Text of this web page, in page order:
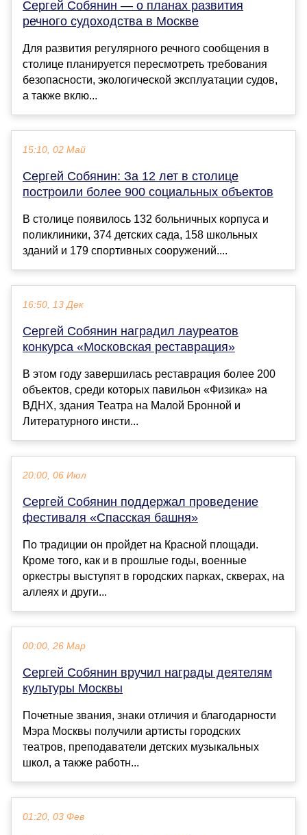
Сергей Собянин — о планах развития
речного судоходства в Москве
Для развития регулярного речного сообщения в
столице планируется пересмотреть требования
безопасности, экологической эксплуатации судов,
а также вклю...
15:10, 02 Май
Сергей Собянин: За 12 лет в столице
построили более 900 социальных объектов
В столице появилось 132 больничных корпуса и
поликлиники, 374 детских сада, 158 школьных
зданий и 179 спортивных сооружений....
16:50, 13 Дек
Сергей Собянин наградил лауреатов
конкурса «Московская реставрация»
В этом году завершилась реставрация более 200
объектов, среди которых павильон «Физика» на
ВДНХ, здания Театра на Малой Бронной и
Литературного инсти...
20:00, 06 Июл
Сергей Собянин поддержал проведение
фестиваля «Спасская башня»
По традиции он пройдет на Красной площади.
Кроме того, как и в прошлые годы, военные
оркестры выступят в городских парках, скверах, на
аллеях и други...
00:00, 26 Мар
Сергей Собянин вручил награды деятелям
культуры Москвы
Почетные звания, знаки отличия и благодарности
Мэра Москвы получили артисты городских
театров, преподаватели детских музыкальных
школ, а также работн...
01:20, 03 Фев